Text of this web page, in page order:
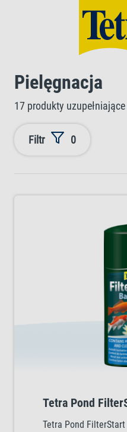
Pielęgnacja
17 produkty uzupełniające
Filtr 0
Tetra Pond
Tetra Pond